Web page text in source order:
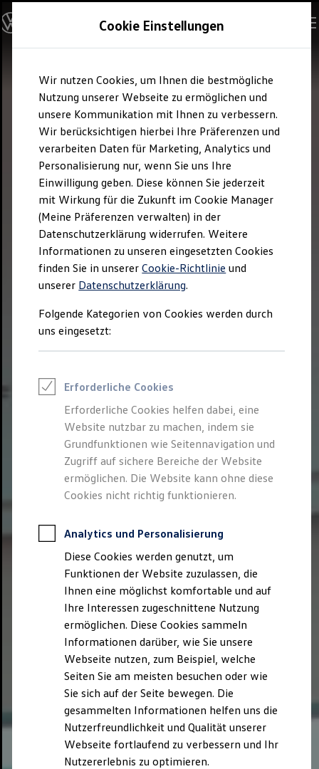
Cookie Einstellungen
Wir nutzen Cookies, um Ihnen die bestmögliche
Nutzung unserer Webseite zu ermöglichen und
unsere Kommunikation mit Ihnen zu verbessern.
Wir berücksichtigen hierbei Ihre Präferenzen und
verarbeiten Daten für Marketing, Analytics und
Personalisierung nur, wenn Sie uns Ihre
Einwilligung geben. Diese können Sie jederzeit
mit Wirkung für die Zukunft im Cookie Manager
(Meine Präferenzen verwalten) in der
Datenschutzerklärung widerrufen. Weitere
Informationen zu unseren eingesetzten Cookies
finden Sie in unsererCookie-Richtlinie und
unserer Datenschutzerklärung.
Folgende Kategorien von Cookies werden durch
uns eingesetzt:
Erforderliche Cookies
Erforderliche Cookies helfen dabei, eine
Website nutzbar zu machen, indem sie
Grundfunktionen wie Seitennavigation und
Zugriff auf sichere Bereiche der Website
ermöglichen. Die Website kann ohne diese
Cookies nicht richtig funktionieren.
Analytics und Personalisierung
Diese Cookies werden genutzt, um
Funktionen der Website zuzulassen, die
Ihnen eine möglichst komfortable und auf
Ihre Interessen zugeschnittene Nutzung
ermöglichen. Diese Cookies sammeln
Informationen darüber, wie Sie unsere
Webseite nutzen, zum Beispiel, welche
Seiten Sie am meisten besuchen oder wie
Sie sich auf der Seite bewegen. Die
gesammelten Informationen helfen uns die
Nutzerfreundlichkeit und Qualität unserer
Webseite fortlaufend zu verbessern und Ihr
Nutzererlebnis zu optimieren.
main
content
to
footer
GLÄSERNE MANUFAKTUR
Your visit
Accessibility
Shop
Restaurant
Guided tours & experiences
Premium Tour
Basic tour
Guided tour in plain language
ID.3 "Do it yourself" Tour
Children & Families
Kid.s Tour
Birthday
Educational offers
School laboratory
Career & Study Orientation
Authorities & Institutions
Test drives & advice
ID. Test drive
Car pick-up
How to book
Venue hire
Rooms for rent
ID. Studio
ID. Floor
ID. Square
ID. Store
ID. Globe
ID. Lounge
About us
Showcase Transformation & Innovation
Commitment